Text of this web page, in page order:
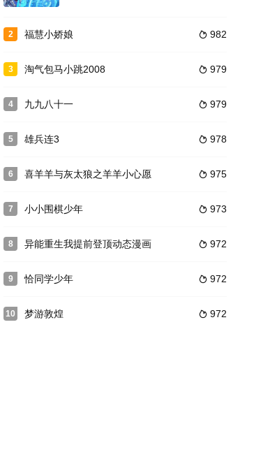
场更加艰巨凶险的挑战。危机面前，魔晶少年团能否再次突破重
。立志要做最伟大魔晶猎人的小裁缝千瑞，在魔晶学院不断卷入阴
阶级层次。在最高阶级玄天盟的带领
少年！正当他妄想着这是死后重生，马上就可以踏上人生巅峰的
理、人见人欺，还一贫如洗的境况，她百折不挠、勇敢向前，爱情
2  982
福慧小娇娘
3  979
淘气包马小跳2008
4  979
九九八十一
5  978
雄兵连3
6  975
喜羊羊与灰太狼之羊羊小心愿
7  973
小小围棋少年
8  972
异能重生我提前登顶动态漫画
9  972
恰同学少年
10  972
梦游敦煌